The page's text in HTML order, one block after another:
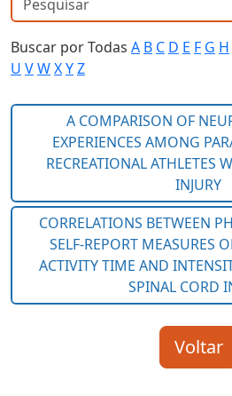
Buscar por Todas A B C D E F G H
U VWXYZ